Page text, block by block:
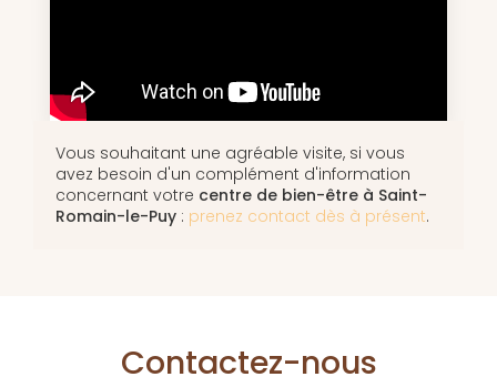
Vous souhaitant une agréable visite, si vous
avez besoin d'un complément d'information
concernant votre centre de bien-être à Saint-
Romain-le-Puy : prenez contact dès à présent.
Contactez-nous